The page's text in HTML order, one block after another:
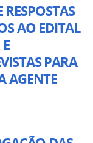
AO EDITAL
PARA
AGENTE